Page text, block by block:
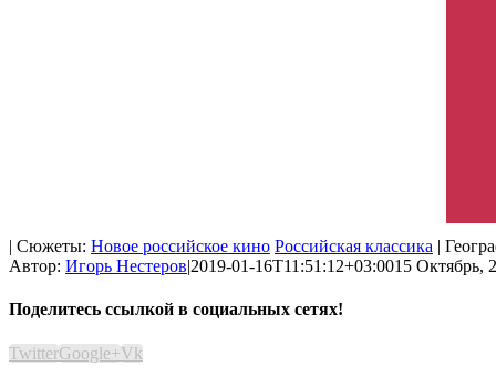
| Сюжеты: Новое российское кино Российская классика |
Автор: Игорь Нестеров|2019-01-16T11:51:12+03:0015 Октябрь,
Поделитесь ссылкой в социальных сетях!
TwitterGoogle+Vk